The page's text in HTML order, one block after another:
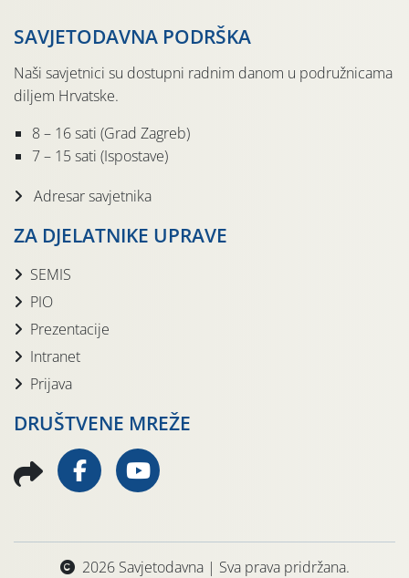
SAVJETODAVNA PODRŠKA
Naši savjetnici su dostupni radnim danom u podružnicama
diljem Hrvatske.
8 – 16 sati (Grad Zagreb)
7 – 15 sati (Ispostave)
Adresar savjetnika
ZA DJELATNIKE UPRAVE
SEMIS
PIO
Prezentacije
Intranet
Prijava
DRUŠTVENE MREŽE
2026 Savjetodavna | Sva prava pridržana.